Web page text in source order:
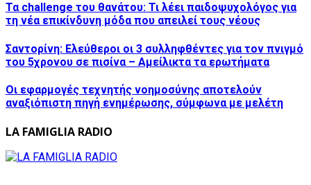
Τα challenge του θανάτου: Τι λέει παιδοψυχολόγος για
τη νέα επικίνδυνη μόδα που απειλεί τους νέους
Σαντορίνη: Ελεύθεροι οι 3 συλληφθέντες για τον πνιγμό
του 5χρονου σε πισίνα – Αμείλικτα τα ερωτήματα
Οι εφαρμογές τεχνητής νοημοσύνης αποτελούν
αναξιόπιστη πηγή ενημέρωσης, σύμφωνα με μελέτη
LA FAMIGLIA RADIO